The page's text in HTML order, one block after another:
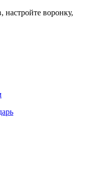
настройте воронку,